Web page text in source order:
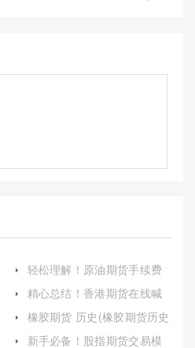
轻松理解！原油期货手续费
多少钱(原油期货一年移仓手
续费)
精心总结！香港期货在线喊
单直播：实时指导，助力投
资决策
橡胶期货 历史(橡胶期货历史
最高的价格)
新手必备！股指期货交易模